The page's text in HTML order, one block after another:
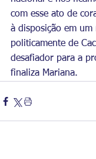
com esse ato de
à disposição em
politicamente de
desafiador para a
finaliza Mariana.